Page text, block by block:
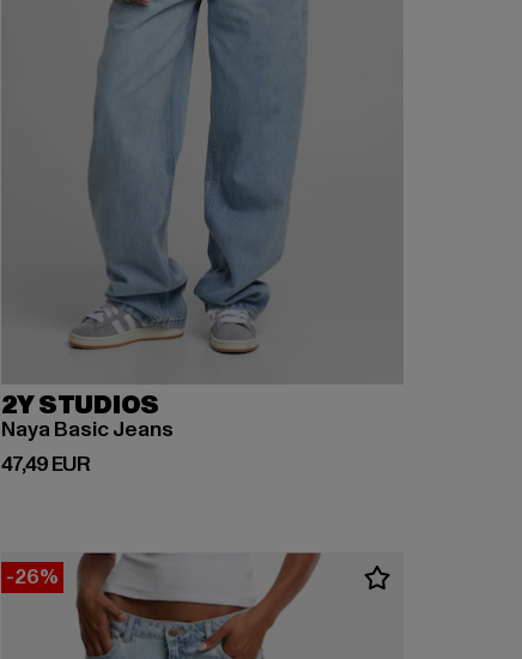
2Y STUDIOS
Naya Basic Jeans
47,49 EUR
Derzeitiger Preis: 47,49 EUR
-26%